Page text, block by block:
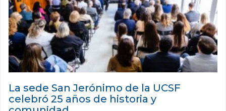
La sede San Jerónimo de la UCSF
celebró 25 años de historia y